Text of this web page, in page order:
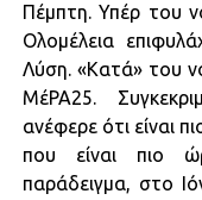
Πέμπτη. Υπέρ του
Ολομέλεια
Λύση. «Κατά» του
ΜέΡΑ25.
ανέφερε ότι είναι
που είναι πιο
παράδειγμα, στο